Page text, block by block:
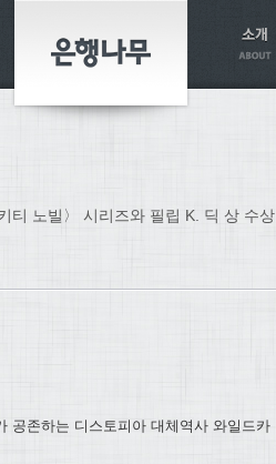
티 노빌〉 시리즈와 필립 K. 딕 상 수상
공존하는 디스토피아 대체역사 와일드카